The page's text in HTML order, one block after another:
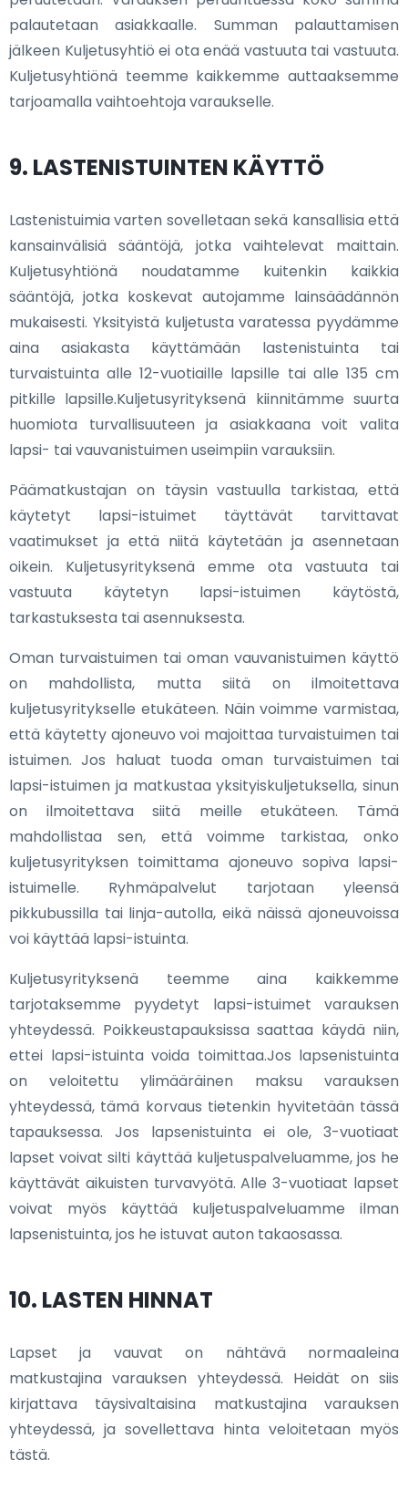
palautetaan asiakkaalle. Summan palauttamisen
jälkeen Kuljetusyhtiö ei ota enää vastuuta tai vastuuta.
Kuljetusyhtiönä teemme kaikkemme auttaaksemme
tarjoamalla vaihtoehtoja varaukselle.
9. LASTENISTUINTEN KÄYTTÖ
Lastenistuimia varten sovelletaan sekä kansallisia että
kansainvälisiä sääntöjä, jotka vaihtelevat maittain.
Kuljetusyhtiönä noudatamme kuitenkin kaikkia
sääntöjä, jotka koskevat autojamme lainsäädännön
mukaisesti. Yksityistä kuljetusta varatessa pyydämme
aina asiakasta käyttämään lastenistuinta tai
turvaistuinta alle 12-vuotiaille lapsille tai alle 135 cm
pitkille lapsille.Kuljetusyrityksenä kiinnitämme suurta
huomiota turvallisuuteen ja asiakkaana voit valita
lapsi- tai vauvanistuimen useimpiin varauksiin.
Päämatkustajan on täysin vastuulla tarkistaa, että
käytetyt lapsi-istuimet täyttävät tarvittavat
vaatimukset ja että niitä käytetään ja asennetaan
oikein. Kuljetusyrityksenä emme ota vastuuta tai
vastuuta käytetyn lapsi-istuimen käytöstä,
tarkastuksesta tai asennuksesta.
Oman turvaistuimen tai oman vauvanistuimen käyttö
on mahdollista, mutta siitä on ilmoitettava
kuljetusyritykselle etukäteen. Näin voimme varmistaa,
että käytetty ajoneuvo voi majoittaa turvaistuimen tai
istuimen. Jos haluat tuoda oman turvaistuimen tai
lapsi-istuimen ja matkustaa yksityiskuljetuksella, sinun
on ilmoitettava siitä meille etukäteen. Tämä
mahdollistaa sen, että voimme tarkistaa, onko
kuljetusyrityksen toimittama ajoneuvo sopiva lapsi-
istuimelle. Ryhmäpalvelut tarjotaan yleensä
pikkubussilla tai linja-autolla, eikä näissä ajoneuvoissa
voi käyttää lapsi-istuinta.
Kuljetusyrityksenä teemme aina kaikkemme
tarjotaksemme pyydetyt lapsi-istuimet varauksen
yhteydessä. Poikkeustapauksissa saattaa käydä niin,
ettei lapsi-istuinta voida toimittaa.Jos lapsenistuinta
on veloitettu ylimääräinen maksu varauksen
yhteydessä, tämä korvaus tietenkin hyvitetään tässä
tapauksessa. Jos lapsenistuinta ei ole, 3-vuotiaat
lapset voivat silti käyttää kuljetuspalveluamme, jos he
käyttävät aikuisten turvavyötä. Alle 3-vuotiaat lapset
voivat myös käyttää kuljetuspalveluamme ilman
lapsenistuinta, jos he istuvat auton takaosassa.
10. LASTEN HINNAT
Lapset ja vauvat on nähtävä normaaleina
matkustajina varauksen yhteydessä. Heidät on siis
kirjattava täysivaltaisina matkustajina varauksen
yhteydessä, ja sovellettava hinta veloitetaan myös
tästä.